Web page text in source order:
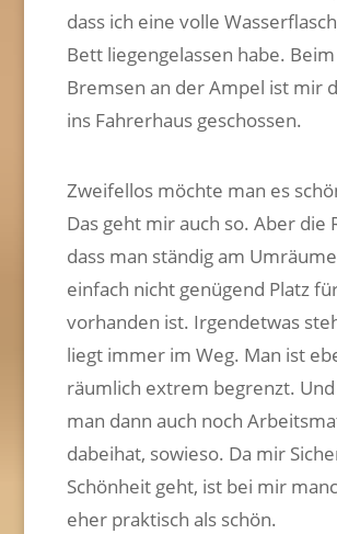
dass ich eine volle
Bett liegengelassen habe.
Bremsen an der Ampel ist mir
ins Fahrerhaus geschossen.
Zweifellos möchte man es
Das geht mir auch so. Aber die
dass man ständig am
einfach nicht genügend Platz
vorhanden ist. Irgendetwas
liegt immer im Weg. Man ist
räumlich extrem begrenzt.
man dann auch noch
dabeihat, sowieso. Da mir
Schönheit geht, ist bei mir
eher praktisch als schön.